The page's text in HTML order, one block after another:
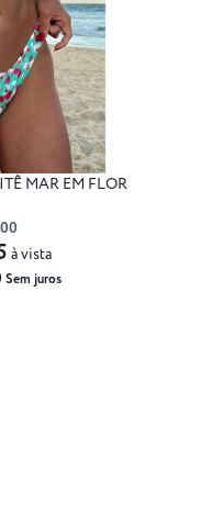
MAR EM FLOR
Sem juros
à vista